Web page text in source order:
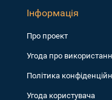
Інформація
Про проект
Угода про
Політика
Угода користувача